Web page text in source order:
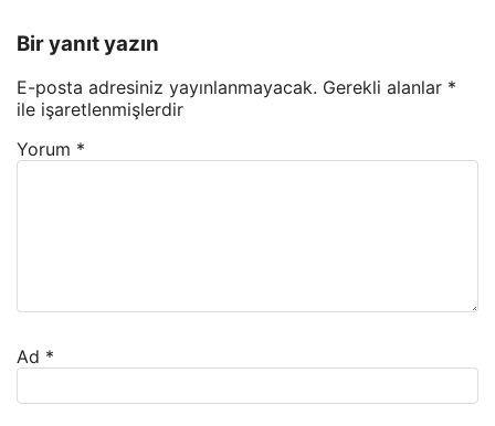
Bir yanıt yazın
E-posta adresiniz yayınlanmayacak. Gerekli alanlar *
ile işaretlenmişlerdir
Yorum *
Ad *